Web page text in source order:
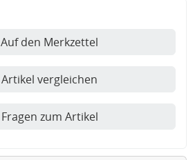
Auf den Merkzettel
Artikel vergleichen
Fragen zum Artikel